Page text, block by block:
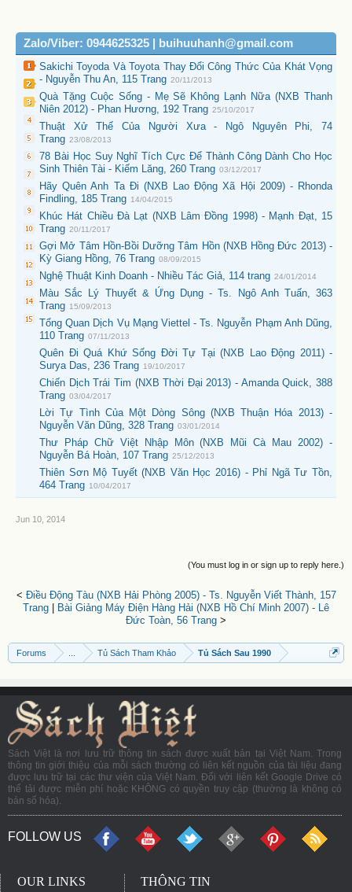
Zalo/Viber: 0944625325 | buihuuhanh@gmail.com
Sakichi Toyoda Và Toyota Thay Đổi Công Thức Của Khát Vọng
- Nguyễn Thu An, 115 Trang 20/11/2013
Quà Tặng Cuộc Sống - Mẹ Sẽ Không Lạnh Nữa (NXB Thanh
Niên 2012) - Phan Hương, 192 Trang 25/10/2017
Thuật Xử Thế Của Người Xưa - Ngô Nguyên Phi, 74
Trang 23/08/2013
78 Bài Học Suy Nghĩ Tích Cực Để Thành Công Dành Cho Học
Sinh Thiên Tài - Kiếm Lăng, 260 Trang 03/12/2017
Hãy Quên Anh Ta Đi (NXB Lao Động Xã Hội 2009) - Rhonda
Findling, 185 Trang 14/04/2015
Khúc Hát Chiều Đà Lạt (NXB Lâm Đồng 1998) - Mạnh Đạt, 15
Trang 20/11/2017
Gợi Mở Tâm Hồn-Bồi Dưỡng Tâm Hồn (NXB Hồng Đức 2013) -
Kỳ Giang Hồng, 76 Trang 08/09/2015
Nghệ Thuật Kinh Doanh - Nhiều Tác Giả, 114 trang 24/01/2014
Màu Sắc Lý Thuyết & Ứng Dụng - Ts. Ngô Anh Tuấn, 363
Trang 15/09/2013
Tổng Quan Dịch Vụ Mạng Viettel - Ts. Nguyễn Phạm Anh Dũng,
110 Trang 07/11/2013
Quên Đi Quá Khứ Sống Đời Tự Tại (NXB Lao Động 2011) -
Surya Das, 236 Trang 19/10/2017
Chiến Dịch Trái Tim (NXB Thời Đại 2013) - Amanda Quick, 388
Trang 03/04/2017
Lời Tự Tình Của Một Dòng Sông (NXB Thuận Hóa 2013) -
Nguyễn Văn Dũng, 328 Trang 03/01/2014
Thư Pháp Chữ Việt Nhập Môn (NXB Mũi Cà Mau 2002) -
Nguyễn Bá Hoàn, 107 Trang 25/12/2013
Thiên Sơn Mộ Tuyết (NXB Văn Học 2016) - Phỉ Ngã Tư Tồn,
464 Trang 10/04/2017
Jun 10, 2014
(You must log in or sign up to reply here.)
< Điều Động Tàu (NXB Hải Phòng 2005) - Ts. Nguyễn Viết Thành, 157
Trang
Bài Giảng Máy Điện Hàng Hải (NXB Hồ Chí Minh 2007) - Lê
Đức Toàn, 56 Trang >
Forums Tủ Sách Tham Khảo Tủ Sách Sau 1990
Sách Việt là nơi lưu trữ thông tin sách được xuất bản tại Việt Nam. Trong
thông tin giới thiệu của mỗi sách thường có liên kết nguồn của tài liệu đang
được lưu trữ tại các thư viện của Việt Nam. Đối với liên kết Google Drive có
thể tải được miễn phí hoặc KHÔNG có quyền truy cập (thường là không có
bản số hóa).
FOLLOW US
OUR LINKS THÔNG TIN